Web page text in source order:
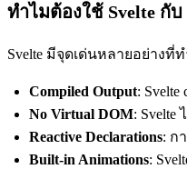
ทำไมต้องใช้ Svelte กับ
Svelte มีจุดเด่นหลายอย่างที่
Compiled Output: Svelte
No Virtual DOM: Svelte
Reactive Declarations: ก
Built-in Animations: